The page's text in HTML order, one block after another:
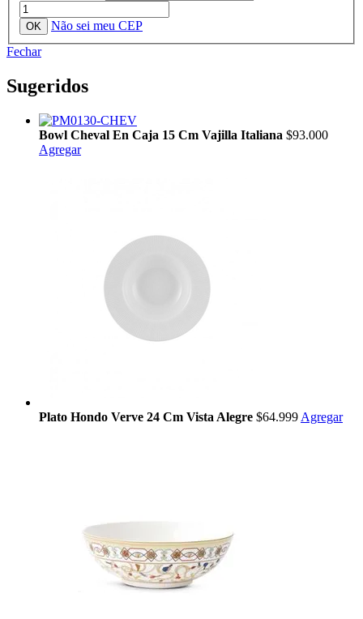
Não sei meu CEP
Fechar
Sugeridos
Bowl Cheval En Caja 15 Cm Vajilla Italiana $93.000
Agregar
Plato Hondo Verve 24 Cm Vista Alegre $64.999 Agregar